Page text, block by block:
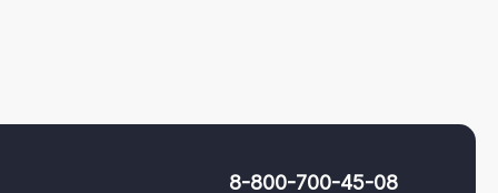
8-800-700-45-08